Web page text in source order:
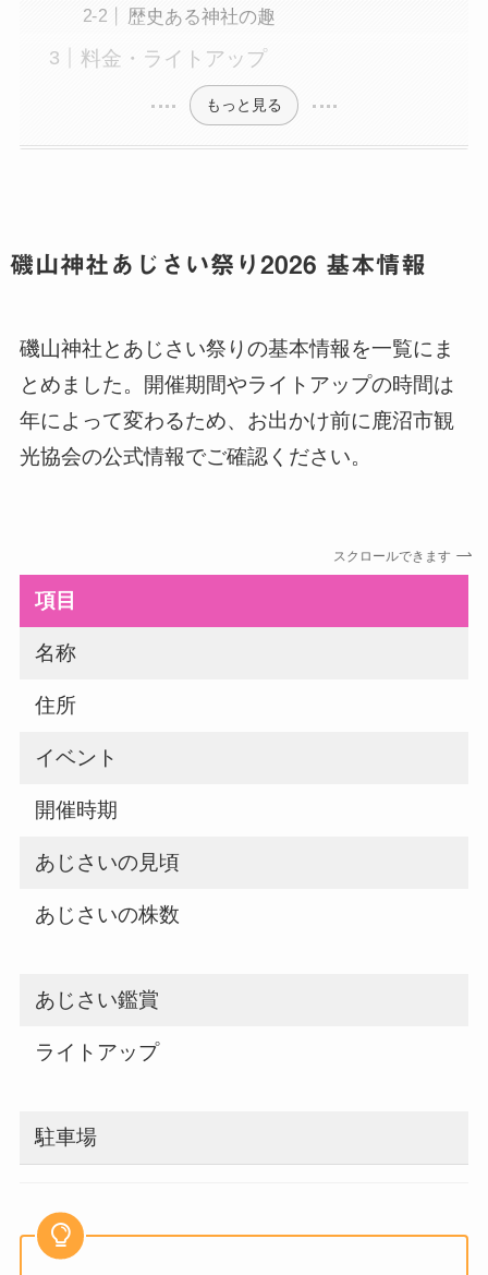
歴史ある神社の趣
料金・ライトアップ
もっと見る
磯山神社あじさい祭り2026 基本情報
磯山神社とあじさい祭りの基本情報を一覧にま
とめました。開催期間やライトアップの時間は
年によって変わるため、お出かけ前に鹿沼市観
光協会の公式情報でご確認ください。
スクロールできます
項目
名称
住所
イベント
開催時期
あじさいの見頃
あじさいの株数
あじさい鑑賞
ライトアップ
駐車場